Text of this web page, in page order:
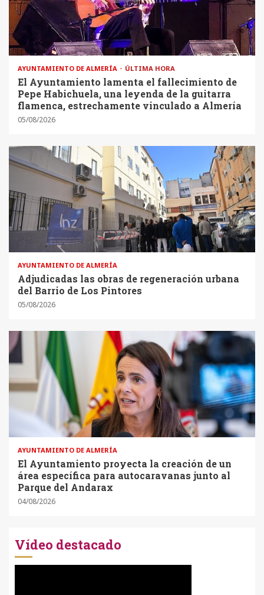
AYUNTAMIENTO DE ALMERÍA ÚLTIMA HORA
El Ayuntamiento lamenta el fallecimiento de
Pepe Habichuela, una leyenda de la guitarra
flamenca, estrechamente vinculado a Almería
05/08/2026
AYUNTAMIENTO DE ALMERÍA
Adjudicadas las obras de regeneración urbana
del Barrio de Los Pintores
05/08/2026
AYUNTAMIENTO DE ALMERÍA
El Ayuntamiento proyecta la creación de un
área específica para autocaravanas junto al
Parque del Andarax
04/08/2026
Vídeo destacado